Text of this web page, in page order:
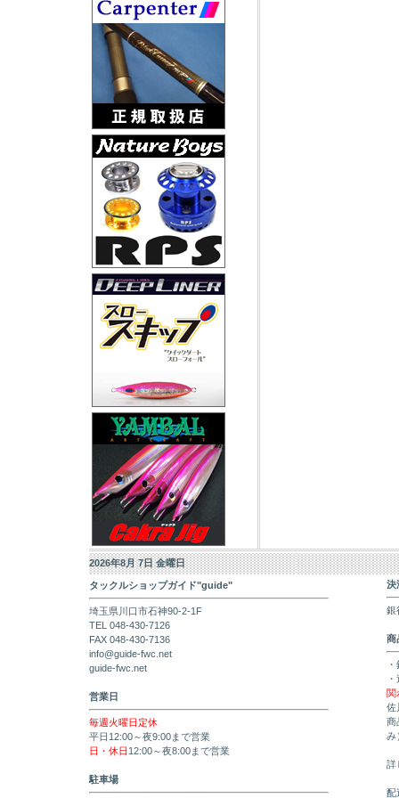
2026年8月 7日 金曜日
タックルショップガイド"guide"
埼玉県川口市石神90-2-1F
TEL 048-430-7126
FAX 048-430-7136
info@guide-fwc.net
guide-fwc.net
営業日
毎週火曜日定休
平日12:00～夜9:00まで営業
日・休日 12:00～夜8:00まで営業
駐車場
決
銀
商
関
佐
商
み
詳
配